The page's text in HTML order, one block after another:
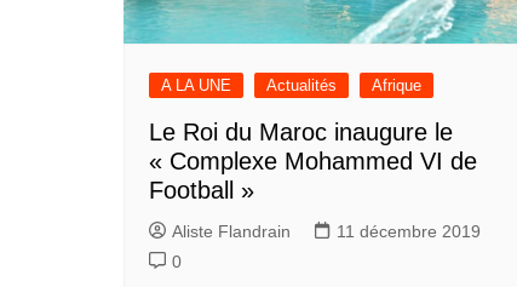
A LA UNE Actualités Afrique
Le Roi du Maroc inaugure le
« Complexe Mohammed VI de
Football »
Aliste Flandrain
11 décembre 2019
0